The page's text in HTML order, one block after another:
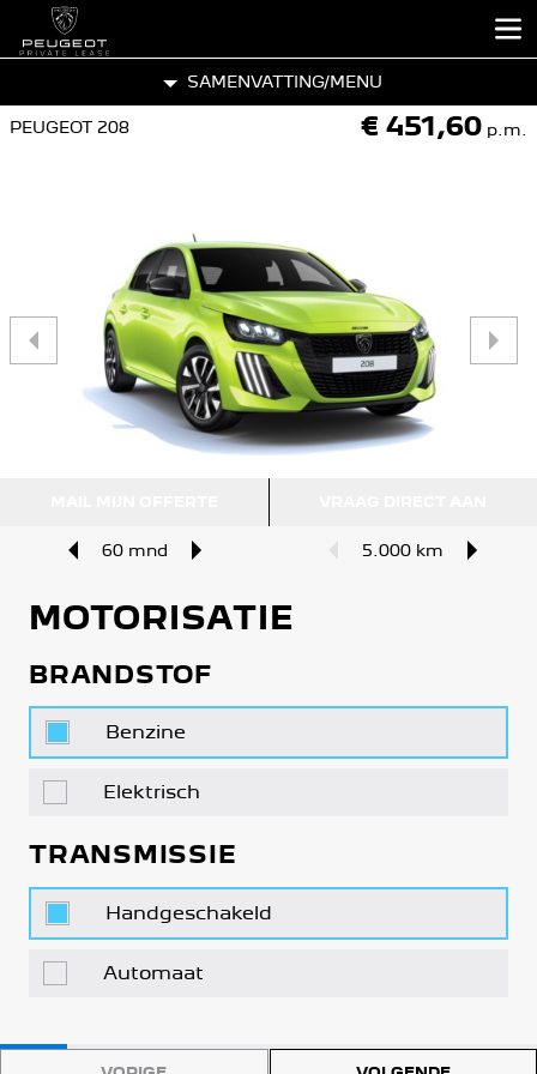
PEUGEOT 208 € 451,60 p.m.
MOTORISATIE
BRANDSTOF
Benzine
Elektrisch
TRANSMISSIE
Handgeschakeld
Automaat
60 mnd 5.000 km
SAMENVATTING/MENU